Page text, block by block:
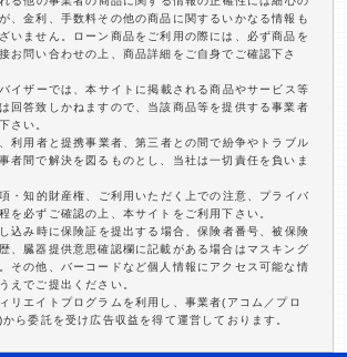
、金利、手数料その他の商品に関するいかなる情報も
いません。ローン商品をご利用の際には、必ず商品を
お問い合わせの上、商品詳細をご自身でご確認下さ
イザーでは、本サイトに掲載される商品やサービス等
回答致しかねますので、当該商品等を提供する事業者
さい。
利用者と提携事業者、第三者との間で紛争やトラブル
者間で解決を図るものとし、当社は一切責任を負いま
・知的財産権、ご利用いただく上での注意、プライバ
を必ずご確認の上、本サイトをご利用下さい。
込み時に保険証を提出する場合、保険者番号、被保険
、臓器提供意思確認欄に記載がある場合はマスキング
その他、バーコードなど個人情報にアクセス可能な情
えでご提出ください。
リエイトプログラムを利用し、事業者(アコム／プロ
ら委託を受け広告収益を得て運営しております。